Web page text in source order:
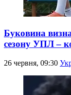
Буковина
сезону УПЛ –
26 червня, 09:30